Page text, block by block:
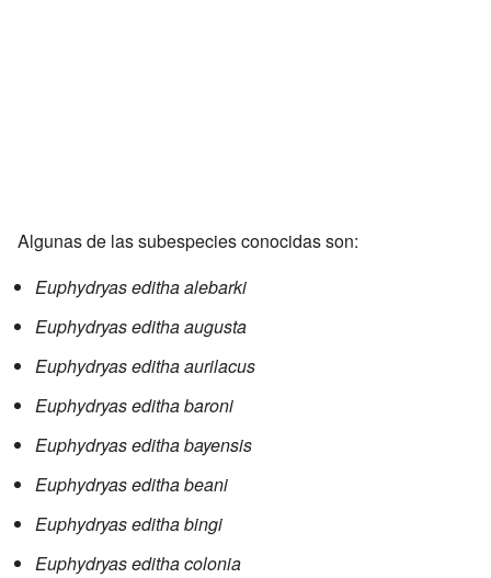
Algunas de las subespecies conocidas son:
Euphydryas editha alebarki
Euphydryas editha augusta
Euphydryas editha aurilacus
Euphydryas editha baroni
Euphydryas editha bayensis
Euphydryas editha beani
Euphydryas editha bingi
Euphydryas editha colonia